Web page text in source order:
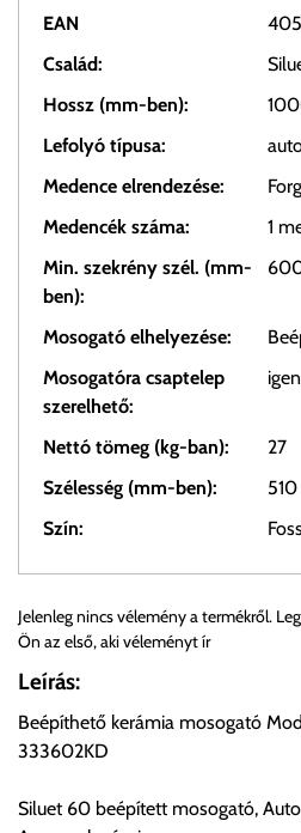
EAN
Család:
Hossz (mm-ben):
Lefolyó típusa:
Medence elrendezése:
Medencék száma:
1
Min. szekrény szél. (mm-
ben):
Mosogató elhelyezése:
Mosogatóra csaptelep
szerelhető:
igen
Nettó tömeg (kg-ban):
27
Szélesség (mm-ben):
510
Szín:
Személyes átvétel:
Önnek lehetősége van rendelését
ingyenesen átvenni Budapesti
előre egyeztetett időpontban.
Jelenleg nincs vélemény a termékről.
Ön az első, aki véleményt ír
Leírás:
Beépíthető kerámia mosogató
333602KD
Siluet 60 beépített mosogató,